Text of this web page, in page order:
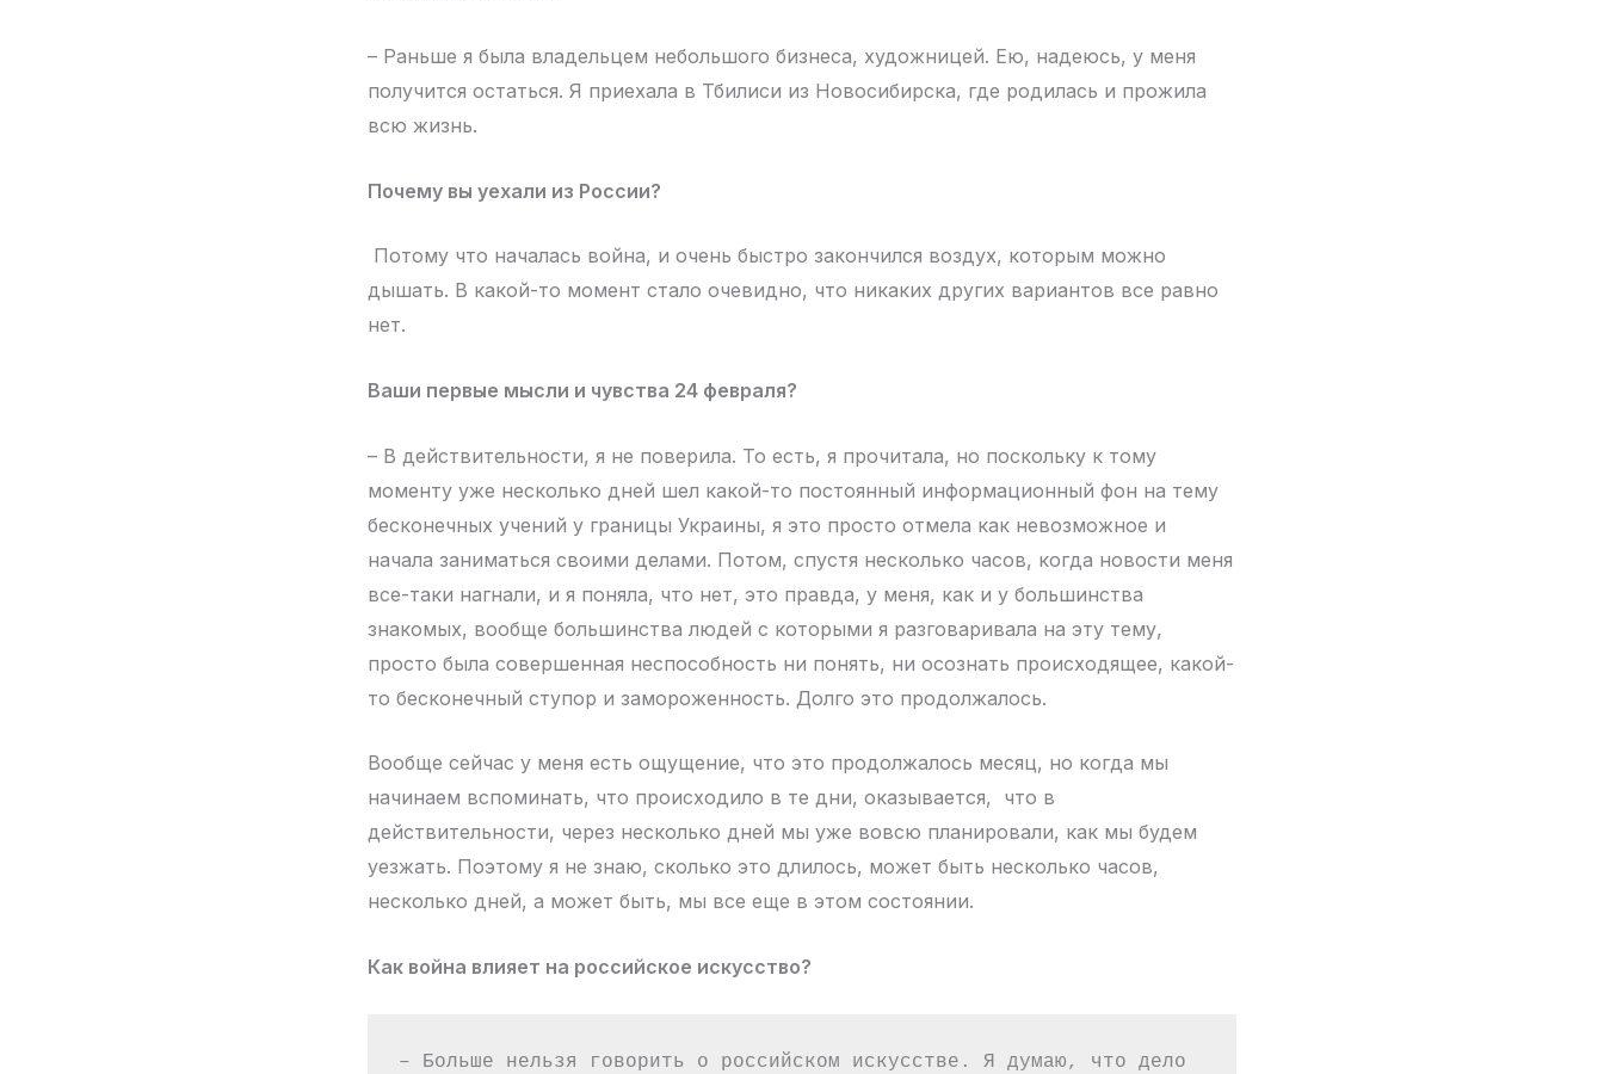
– Раньше я была владельцем небольшого бизнеса, художницей. Ею, надеюсь, у меня
получится остаться. Я приехала в Тбилиси из Новосибирска, где родилась и прожила
всю жизнь.
Почему вы уехали из России?
Потому что началась война, и очень быстро закончился воздух, которым можно
дышать. В какой-то момент стало очевидно, что никаких других вариантов все равно
нет.
Ваши первые мысли и чувства 24 февраля?
– В действительности, я не поверила. То есть, я прочитала, но поскольку к тому
моменту уже несколько дней шел какой-то постоянный информационный фон на тему
бесконечных учений у границы Украины, я это просто отмела как невозможное и
начала заниматься своими делами. Потом, спустя несколько часов, когда новости меня
все-таки нагнали, и я поняла, что нет, это правда, у меня, как и у большинства
знакомых, вообще большинства людей с которыми я разговаривала на эту тему,
просто была совершенная неспособность ни понять, ни осознать происходящее, какой-
то бесконечный ступор и замороженность. Долго это продолжалось.
Вообще сейчас у меня есть ощущение, что это продолжалось месяц, но когда мы
начинаем вспоминать, что происходило в те дни, оказывается, что в
действительности, через несколько дней мы уже вовсю планировали, как мы будем
уезжать. Поэтому я не знаю, сколько это длилось, может быть несколько часов,
несколько дней, а может быть, мы все еще в этом состоянии.
Как война влияет на российское искусство?
– Больше нельзя говорить о российском искусстве. Я думаю, что дело